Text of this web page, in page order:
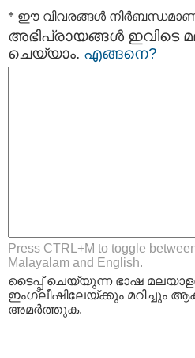
* ഈ വിവരങ്ങള്‍
അഭിപ്രായങ്ങള്‍ ഇവിടെ
ചെയ്യാം. എങ്ങനെ?
Press CTRL+M to toggle
Malayalam and English.
ടൈപ്പ്‌ ചെയ്യുന്ന ഭാഷ
ഇംഗ്ലീഷിലേയ്ക്കും മറിച്ചും
അമര്‍ത്തുക.